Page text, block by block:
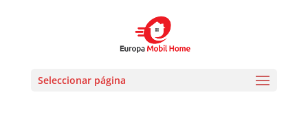
Seleccionar página